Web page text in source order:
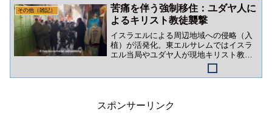
その他（雑記）
苦痛を伴う強制移住：ユダヤ人に
よるキリスト教徒襲撃
イスラエルによる周辺地域への侵略（入
植）が活発化。東エルサレムではイスラ
エル当局やユダヤ人が現地キリスト教徒
を襲撃。ありとあらゆる嫌がらせを繰り
返し「苦痛を伴う強制移住」作戦を展開
スポンサーリンク